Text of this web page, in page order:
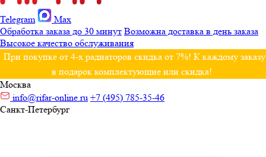
Telegram
Max
Обработка заказа до 30 минут Возможна доставка в день заказа
Высокое качество обслуживания
При покупке от 4-х радиаторов скидка от 7%! К каждому заказу
в подарок комплектующие или скидка!
Москва
info@rifar-online.ru +7 (495) 785-35-46
Санкт-Петербург